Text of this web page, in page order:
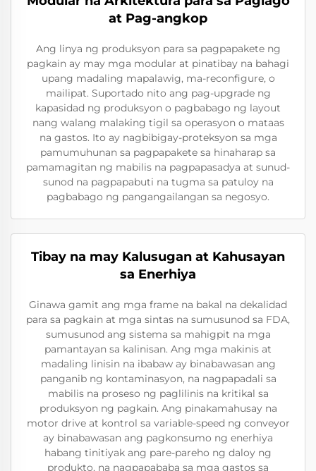
at Pag-angkop
Ang linya ng produksyon para sa pagpapakete ng
pagkain ay may mga modular at pinatibay na bahagi
upang madaling mapalawig, ma-reconfigure, o
mailipat. Suportado nito ang pag-upgrade ng
kapasidad ng produksyon o pagbabago ng layout
nang walang malaking tigil sa operasyon o mataas
na gastos. Ito ay nagbibigay-proteksyon sa mga
pamumuhunan sa pagpapakete sa hinaharap sa
pamamagitan ng mabilis na pagpapasadya at sunud-
sunod na pagpapabuti na tugma sa patuloy na
pagbabago ng pangangailangan sa negosyo.
Tibay na may Kalusugan at Kahusayan
sa Enerhiya
Ginawa gamit ang mga frame na bakal na dekalidad
para sa pagkain at mga sintas na sumusunod sa FDA,
sumusunod ang sistema sa mahigpit na mga
pamantayan sa kalinisan. Ang mga makinis at
madaling linisin na ibabaw ay binabawasan ang
panganib ng kontaminasyon, na nagpapadali sa
mabilis na proseso ng paglilinis na kritikal sa
produksyon ng pagkain. Ang pinakamahusay na
motor drive at kontrol sa variable-speed ng conveyor
ay binabawasan ang pagkonsumo ng enerhiya
habang tinitiyak ang pare-pareho ng daloy ng
produkto, na nagpapababa sa mga gastos sa